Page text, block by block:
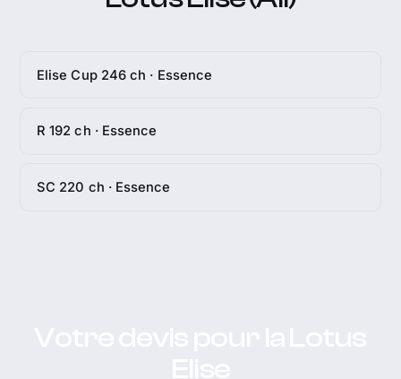
Elise Cup 246 ch · Essence
R 192 ch · Essence
SC 220 ch · Essence